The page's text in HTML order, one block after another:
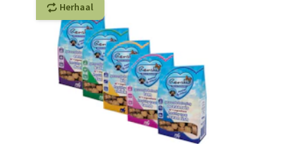
Herhaal